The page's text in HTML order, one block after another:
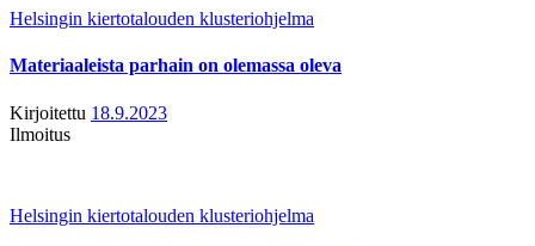
Helsingin kiertotalouden klusteriohjelma
Materiaaleista parhain on olemassa oleva
Kirjoitettu 18.9.2023
Ilmoitus
Helsingin kiertotalouden klusteriohjelma